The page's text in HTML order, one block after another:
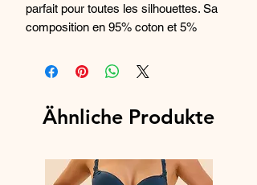
parfait pour toutes les silhouettes. Sa
composition en 95% coton et 5%
élasticité remarquables pour un
confort toute la journée. Profitez de
ces essentiels à votre collection de
Composition : 95% coton et 5%
Ähnliche Produkte